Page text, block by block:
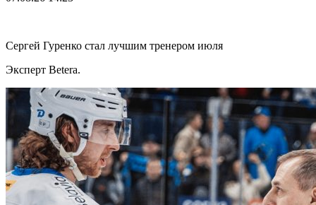
Сергей Гуренко стал лучшим тренером июля
Эксперт Betera.